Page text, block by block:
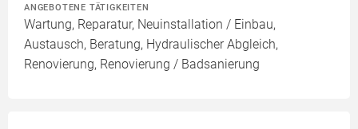
ANGEBOTENE TÄTIGKEITEN
Wartung, Reparatur, Neuinstallation / Einbau,
Austausch, Beratung, Hydraulischer Abgleich,
Renovierung, Renovierung / Badsanierung